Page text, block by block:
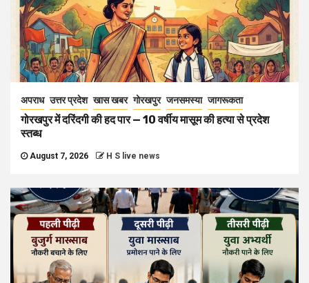
अपराध उत्तर प्रदेश खास खबर गोरखपुर जनसमस्या जागरूकता
गोरखपुर में दरिंदगी की हद पार — 10 वर्षीय मासूम की हत्या से प्रदेश
स्तब्ध
August 7, 2026 H S live news